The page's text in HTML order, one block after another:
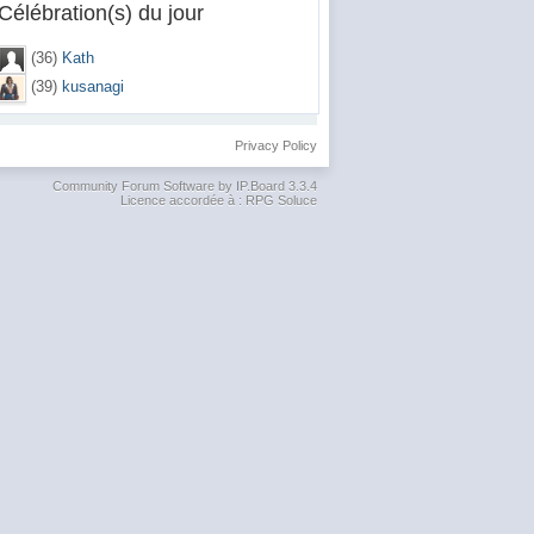
Célébration(s) du jour
(36) Kath
(39) kusanagi
Privacy Policy
Community Forum Software by IP.Board 3.3.4
Licence accordée à : RPG Soluce